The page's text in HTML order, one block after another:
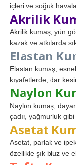
içleri ve soğuk
Akrilik
Akrilik kumaş, yün
kazak ve atkılarda
Elastan
Elastan kumaş,
kıyafetlerde, dar
Naylon
Naylon kumaş,
çadır, yağmurluk gibi
Asetat
Asetat, parlak ve
özellikle şık bluz ve